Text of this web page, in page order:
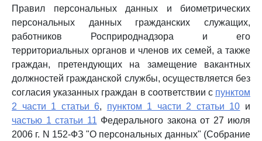
Правил персональных данных и биометрических
персональных данных гражданских служащих,
работников Росприроднадзора и его
территориальных органов и членов их семей, а также
граждан, претендующих на замещение вакантных
должностей гражданской службы, осуществляется без
согласия указанных граждан в соответствии с пунктом
2 части 1 статьи 6, пунктом 1 части 2 статьи 10 и
частью 1 статьи 11 Федерального закона от 27 июля
2006 г. N 152-ФЗ "О персональных данных" (Собрание